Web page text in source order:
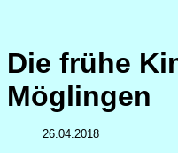
Die frühe
Möglingen
26.04.2018